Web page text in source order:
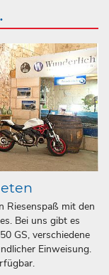
Riesenspaß mit den
Bei uns gibt es
GS, verschiedene
Einweisung.